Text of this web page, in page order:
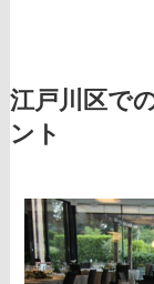
江戸川区で
ント